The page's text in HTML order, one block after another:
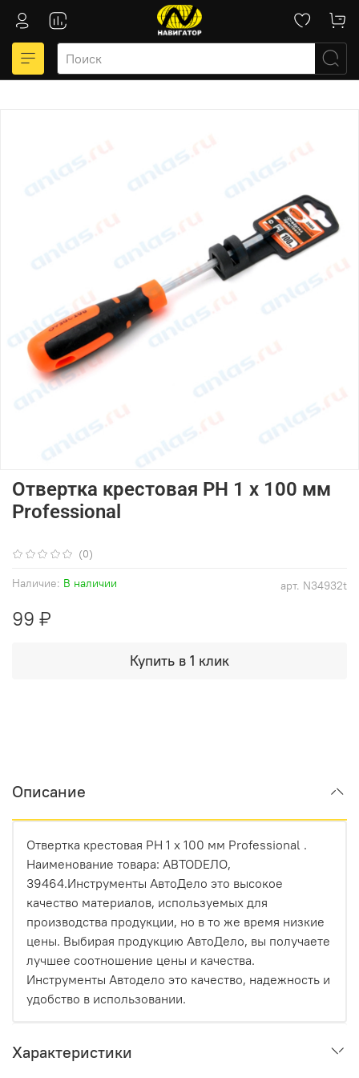
(0)
арт. N34932t
Наличие: В наличии
Отвертка крестовая РН 1 х 100 мм
Professional
99 ₽
Купить в 1 клик
Описание
Отвертка крестовая РН 1 х 100 мм Professional .
Наименование товара: АВТОDЕЛО,
39464.Инструменты АвтоДело это высокое
качество материалов, используемых для
производства продукции, но в то же время низкие
цены. Выбирая продукцию АвтоДело, вы получаете
лучшее соотношение цены и качества.
Инструменты Автодело это качество, надежность и
удобство в использовании.
Характеристики